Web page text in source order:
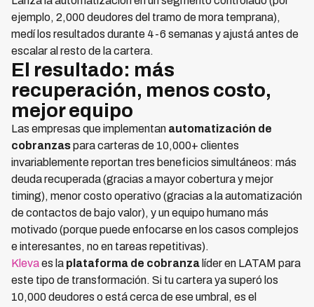
ejemplo, 2,000 deudores del tramo de mora temprana),
medí los resultados durante 4-6 semanas y ajustá antes de
escalar al resto de la cartera.
El resultado: más
recuperación, menos costo,
mejor equipo
Las empresas que implementan automatización de
cobranzaspara carteras de 10,000+ clientes
invariablemente reportan tres beneficios simultáneos: más
deuda recuperada (gracias a mayor cobertura y mejor
timing), menor costo operativo (gracias a la automatización
de contactos de bajo valor), y un equipo humano más
motivado (porque puede enfocarse en los casos complejos
e interesantes, no en tareas repetitivas).
Klevaes la plataforma de cobranza líder en LATAM para
este tipo de transformación. Si tu cartera ya superó los
10,000 deudores o está cerca de ese umbral, es el